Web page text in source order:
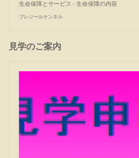
生命保障とサービス - 生命保障の内容
プレジールケンネル
見学のご案内